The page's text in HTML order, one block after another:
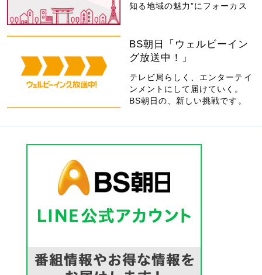
知る地域の魅力”にフォーカス
BS朝日「ウェルビーイン
グ放送中！」
テレビ局らしく、エンターテイ
ンメントにして届けていく。
BS朝日の、新しい挑戦です。